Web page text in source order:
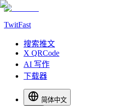
TwitFast
搜索推文
X QRCode
AI 写作
下载器
简体中文